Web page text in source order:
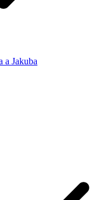
a Jakuba